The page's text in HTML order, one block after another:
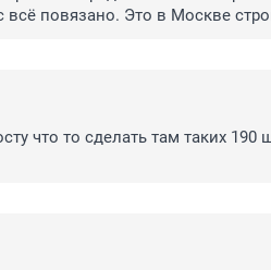
всё повязано. Это в Москве
что то сделать там таких 190